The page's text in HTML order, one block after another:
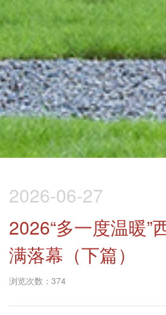
2026-06-27
2026“多一度温暖”
满落幕（下篇）
浏览次数：374